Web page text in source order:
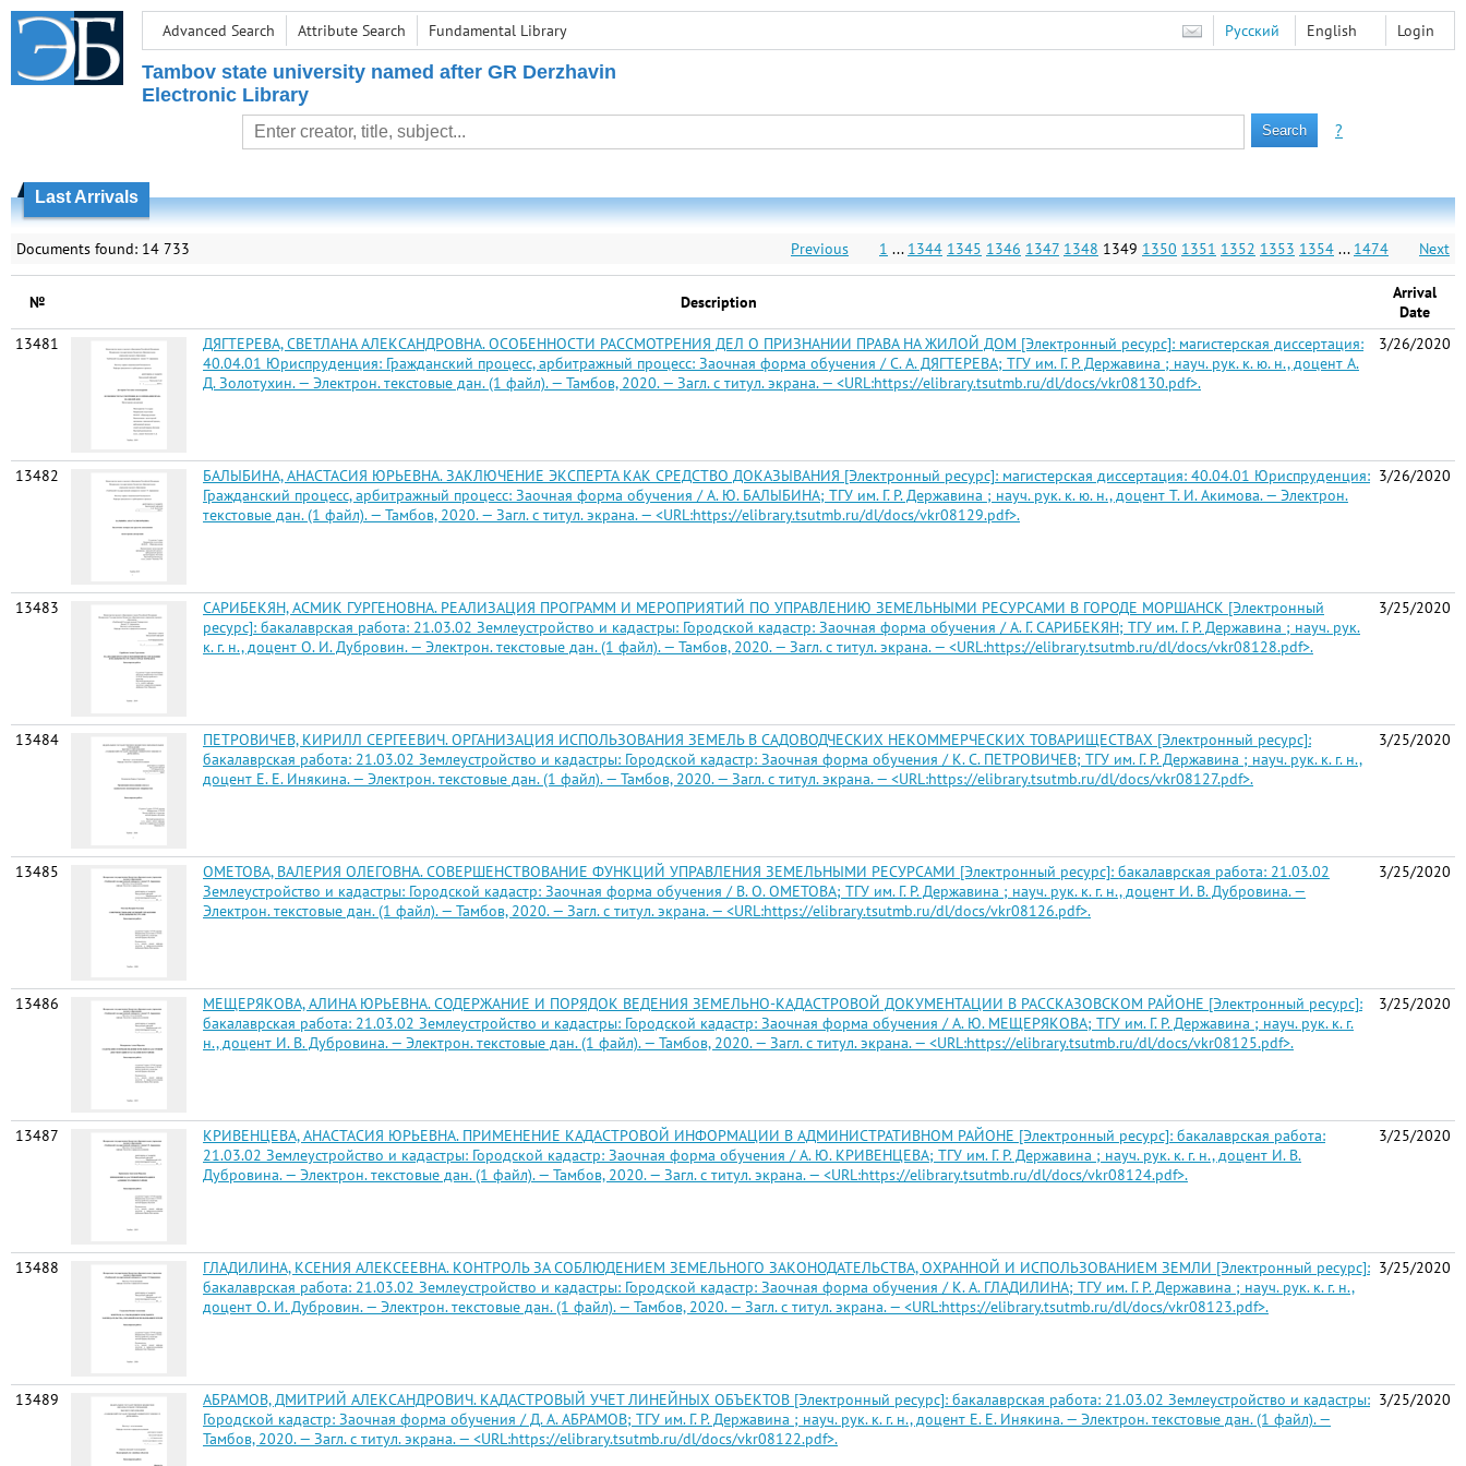
Advanced Search Attribute Search Fundamental Library Login
Русский English
Tambov state university named after GR Derzhavin
Electronic Library
?
Last Arrivals
Documents found: 14 733 Previous 1 ... 1344 1345 1346 1347 1348 1349 1350 1351 1352 1353 1354 ... 1474 Next
№ Description
Arrival
Date
13481
ДЯГТЕРЕВА, СВЕТЛАНА АЛЕКСАНДРОВНА. ОСОБЕННОСТИ РАССМОТРЕНИЯ ДЕЛ О ПРИЗНАНИИ ПРАВА НА ЖИЛОЙ ДОМ [Электронный ресурс]: магистерская диссертация:
40.04.01 Юриспруденция: Гражданский процесс, арбитражный процесс: Заочная форма обучения / С. А. ДЯГТЕРЕВА; ТГУ им. Г. Р. Державина ; науч. рук. к. ю. н., доцент А.
Д. Золотухин. — Электрон. текстовые дан. (1 файл). — Тамбов, 2020. — Загл. с титул. экрана. — <URL:https://elibrary.tsutmb.ru/dl/docs/vkr08130.pdf>.
3/26/2020
13482
БАЛЫБИНА, АНАСТАСИЯ ЮРЬЕВНА. ЗАКЛЮЧЕНИЕ ЭКСПЕРТА КАК СРЕДСТВО ДОКАЗЫВАНИЯ [Электронный ресурс]: магистерская диссертация: 40.04.01 Юриспруденция:
Гражданский процесс, арбитражный процесс: Заочная форма обучения / А. Ю. БАЛЫБИНА; ТГУ им. Г. Р. Державина ; науч. рук. к. ю. н., доцент Т. И. Акимова. — Электрон.
текстовые дан. (1 файл). — Тамбов, 2020. — Загл. с титул. экрана. — <URL:https://elibrary.tsutmb.ru/dl/docs/vkr08129.pdf>.
3/26/2020
13483
САРИБЕКЯН, АСМИК ГУРГЕНОВНА. РЕАЛИЗАЦИЯ ПРОГРАММ И МЕРОПРИЯТИЙ ПО УПРАВЛЕНИЮ ЗЕМЕЛЬНЫМИ РЕСУРСАМИ В ГОРОДЕ МОРШАНСК [Электронный
ресурс]: бакалаврская работа: 21.03.02 Землеустройство и кадастры: Городской кадастр: Заочная форма обучения / А. Г. САРИБЕКЯН; ТГУ им. Г. Р. Державина ; науч. рук.
к. г. н., доцент О. И. Дубровин. — Электрон. текстовые дан. (1 файл). — Тамбов, 2020. — Загл. с титул. экрана. — <URL:https://elibrary.tsutmb.ru/dl/docs/vkr08128.pdf>.
3/25/2020
13484
ПЕТРОВИЧЕВ, КИРИЛЛ СЕРГЕЕВИЧ. ОРГАНИЗАЦИЯ ИСПОЛЬЗОВАНИЯ ЗЕМЕЛЬ В САДОВОДЧЕСКИХ НЕКОММЕРЧЕСКИХ ТОВАРИЩЕСТВАХ [Электронный ресурс]:
бакалаврская работа: 21.03.02 Землеустройство и кадастры: Городской кадастр: Заочная форма обучения / К. С. ПЕТРОВИЧЕВ; ТГУ им. Г. Р. Державина ; науч. рук. к. г. н.,
доцент Е. Е. Инякина. — Электрон. текстовые дан. (1 файл). — Тамбов, 2020. — Загл. с титул. экрана. — <URL:https://elibrary.tsutmb.ru/dl/docs/vkr08127.pdf>.
3/25/2020
13485
ОМЕТОВА, ВАЛЕРИЯ ОЛЕГОВНА. СОВЕРШЕНСТВОВАНИЕ ФУНКЦИЙ УПРАВЛЕНИЯ ЗЕМЕЛЬНЫМИ РЕСУРСАМИ [Электронный ресурс]: бакалаврская работа: 21.03.02
Землеустройство и кадастры: Городской кадастр: Заочная форма обучения / В. О. ОМЕТОВА; ТГУ им. Г. Р. Державина ; науч. рук. к. г. н., доцент И. В. Дубровина. —
Электрон. текстовые дан. (1 файл). — Тамбов, 2020. — Загл. с титул. экрана. — <URL:https://elibrary.tsutmb.ru/dl/docs/vkr08126.pdf>.
3/25/2020
13486
МЕЩЕРЯКОВА, АЛИНА ЮРЬЕВНА. СОДЕРЖАНИЕ И ПОРЯДОК ВЕДЕНИЯ ЗЕМЕЛЬНО-КАДАСТРОВОЙ ДОКУМЕНТАЦИИ В РАССКАЗОВСКОМ РАЙОНЕ [Электронный ресурс]:
бакалаврская работа: 21.03.02 Землеустройство и кадастры: Городской кадастр: Заочная форма обучения / А. Ю. МЕЩЕРЯКОВА; ТГУ им. Г. Р. Державина ; науч. рук. к. г.
н., доцент И. В. Дубровина. — Электрон. текстовые дан. (1 файл). — Тамбов, 2020. — Загл. с титул. экрана. — <URL:https://elibrary.tsutmb.ru/dl/docs/vkr08125.pdf>.
3/25/2020
13487
КРИВЕНЦЕВА, АНАСТАСИЯ ЮРЬЕВНА. ПРИМЕНЕНИЕ КАДАСТРОВОЙ ИНФОРМАЦИИ В АДМИНИСТРАТИВНОМ РАЙОНЕ [Электронный ресурс]: бакалаврская работа:
21.03.02 Землеустройство и кадастры: Городской кадастр: Заочная форма обучения / А. Ю. КРИВЕНЦЕВА; ТГУ им. Г. Р. Державина ; науч. рук. к. г. н., доцент И. В.
Дубровина. — Электрон. текстовые дан. (1 файл). — Тамбов, 2020. — Загл. с титул. экрана. — <URL:https://elibrary.tsutmb.ru/dl/docs/vkr08124.pdf>.
3/25/2020
13488
ГЛАДИЛИНА, КСЕНИЯ АЛЕКСЕЕВНА. КОНТРОЛЬ ЗА СОБЛЮДЕНИЕМ ЗЕМЕЛЬНОГО ЗАКОНОДАТЕЛЬСТВА, ОХРАННОЙ И ИСПОЛЬЗОВАНИЕМ ЗЕМЛИ [Электронный ресурс]:
бакалаврская работа: 21.03.02 Землеустройство и кадастры: Городской кадастр: Заочная форма обучения / К. А. ГЛАДИЛИНА; ТГУ им. Г. Р. Державина ; науч. рук. к. г. н.,
доцент О. И. Дубровин. — Электрон. текстовые дан. (1 файл). — Тамбов, 2020. — Загл. с титул. экрана. — <URL:https://elibrary.tsutmb.ru/dl/docs/vkr08123.pdf>.
3/25/2020
13489
АБРАМОВ, ДМИТРИЙ АЛЕКСАНДРОВИЧ. КАДАСТРОВЫЙ УЧЕТ ЛИНЕЙНЫХ ОБЪЕКТОВ [Электронный ресурс]: бакалаврская работа: 21.03.02 Землеустройство и кадастры:
Городской кадастр: Заочная форма обучения / Д. А. АБРАМОВ; ТГУ им. Г. Р. Державина ; науч. рук. к. г. н., доцент Е. Е. Инякина. — Электрон. текстовые дан. (1 файл). —
Тамбов, 2020. — Загл. с титул. экрана. — <URL:https://elibrary.tsutmb.ru/dl/docs/vkr08122.pdf>.
3/25/2020